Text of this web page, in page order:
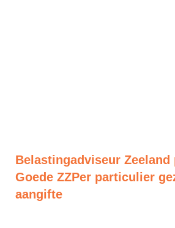
Belastingadviseur Zeeland
Goede ZZPer particulier
aangifte